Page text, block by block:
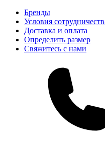
Бренды
Условия
Доставка и оплата
Определить размер
Свяжитесь с нами